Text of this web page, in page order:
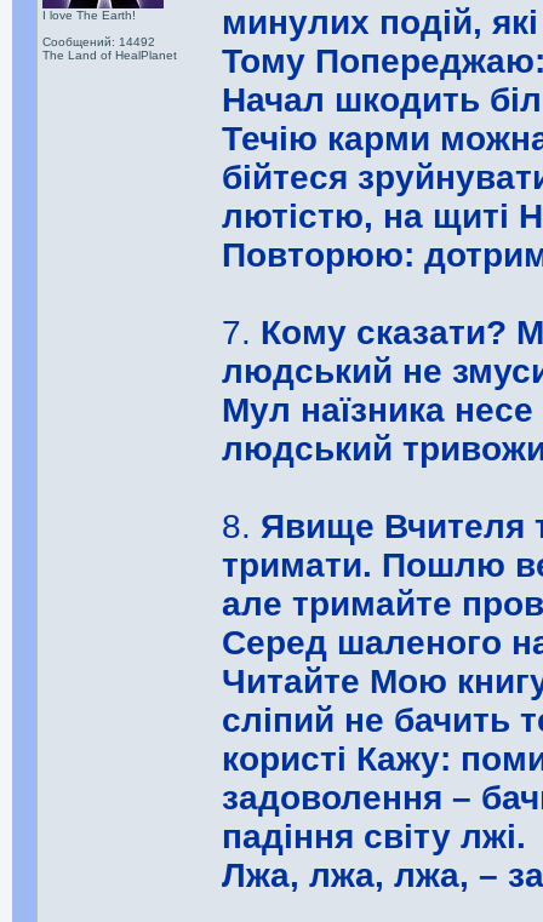
I love The Earth!
Сообщений: 14492
The Land of HealPlanet
минулих подій,
Тому Попереджаю:
Начал шкодить
Течію карми
бійтеся
лютістю, на щиті
Повторюю:
7. Кому сказати?
людський не
Мул наїзника
людський
8. Явище Вчителя
тримати. Пошлю
але тримайте
Серед шаленого
Читайте Мою
сліпий не бачить
користі Кажу:
задоволення –
падіння світу лжі.
Лжа, лжа, лжа, –